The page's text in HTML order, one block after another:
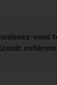
vous